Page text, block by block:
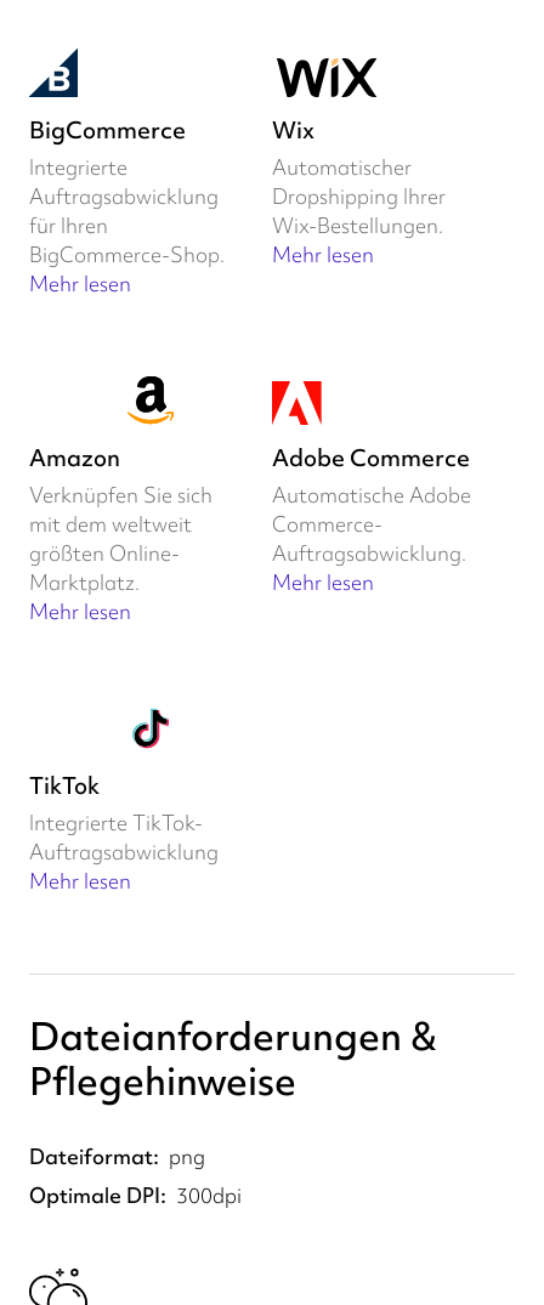
BigCommerce
Integrierte
Auftragsabwicklung
für Ihren
BigCommerce-Shop.
Mehr lesen
Wix
Automatischer
Dropshipping Ihrer
Wix-Bestellungen.
Mehr lesen
Amazon
Verknüpfen Sie sich
mit dem weltweit
größten Online-
Marktplatz.
Mehr lesen
Adobe Commerce
Automatische Adobe
Commerce-
Auftragsabwicklung.
Mehr lesen
TikTok
Integrierte TikTok-
Auftragsabwicklung
Mehr lesen
Dateianforderungen &
Pflegehinweise
Dateiformat
png
Optimale DPI
300dpi